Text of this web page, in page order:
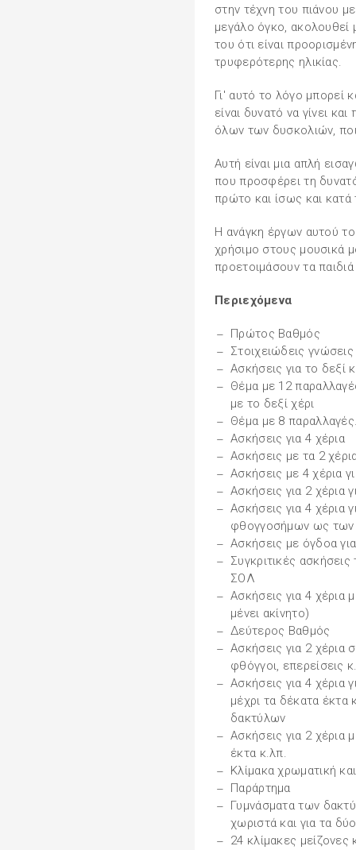
στην τέχνη του πιάνου
μεγάλο όγκο, ακολουθεί
του ότι είναι
τρυφερότερης ηλικίας.
Γι' αυτό το λόγο μπορεί
είναι δυνατό να γίνει
όλων των δυσκολιών,
Αυτή είναι μια απλή
που προσφέρει τη
πρώτο και ίσως και
Η ανάγκη έργων αυτού
χρήσιμο στους μουσικά
προετοιμάσουν τα
Περιεχόμενα
Πρώτος Βαθμός
Στοιχειώδεις
Ασκήσεις για το δεξί
Θέμα με 12
με το δεξί χέρι
Θέμα με 8
Ασκήσεις για 4 χέρια
Ασκήσεις με τα 2
Ασκήσεις με 4 χέρια
Ασκήσεις για 2
Ασκήσεις για 4 χέρια
φθογγοσήμων ως
Ασκήσεις με όγδοα
Συγκριτικές
ΣΟΛ
Ασκήσεις για 4 χέρια
μένει ακίνητο)
Δεύτερος Βαθμός
Ασκήσεις για 2 χέρια
φθόγγοι, επερείσεις
Ασκήσεις για 4
μέχρι τα δέκατα έκτα
δακτύλων
Ασκήσεις για 2 χέρια
έκτα κ.λπ.
Κλίμακα χρωματική
Παράρτημα
Γυμνάσματα των
χωριστά και για τα
24 κλίμακες